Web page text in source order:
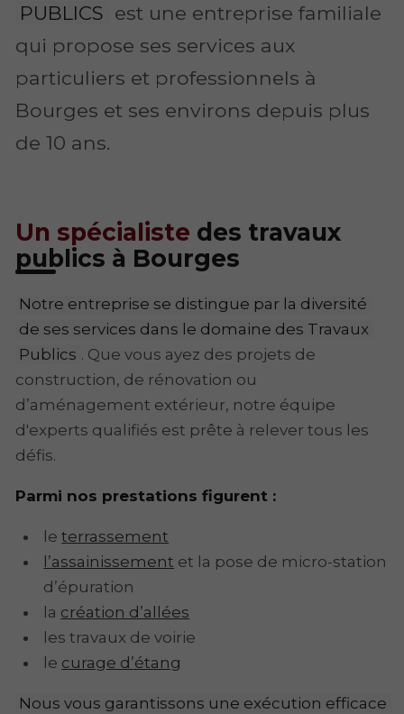
PUBLICS est une entreprise familiale
qui propose ses services aux
particuliers et professionnels à
Bourges et ses environs depuis plus
de 10 ans.
Un spécialiste des travaux
publics à Bourges
Notre entreprise se distingue par la diversité
de ses services dans le domaine des Travaux
Publics . Que vous ayez des projets de
construction, de rénovation ou
d’aménagement extérieur, notre équipe
d'experts qualifiés est prête à relever tous les
défis.
Parmi nos prestations figurent :
leterrassement
l’assainissement et la pose de micro-station
d’épuration
la création d’allées
les travaux de voirie
le curage d’étang
Nous vous garantissons une exécution efficace